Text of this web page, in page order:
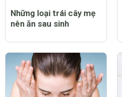
Những loại trái cây mẹ
nên ăn sau sinh